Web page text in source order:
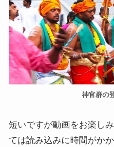
神官群の
短いですが動画をお楽し
ては読み込みに時間がかか